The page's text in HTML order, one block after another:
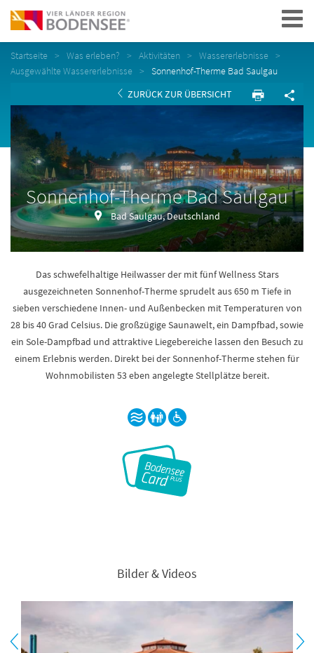
Navigation
Startseite Was erleben? Aktivitäten
Wassererlebnisse
Ausgewählte Wassererlebnisse
Sonnenhof-Therme Bad Saulgau
ZURÜCK ZUR ÜBERSICHT
Sonnenhof-Therme Bad Saulgau
Bad Saulgau, Deutschland
Das schwefelhaltige Heilwasser der mit fünf Wellness Stars
ausgezeichneten Sonnenhof-Therme sprudelt aus 650 m Tiefe in
sieben verschiedene Innen- und Außenbecken mit Temperaturen von
28 bis 40 Grad Celsius. Die großzügige Saunawelt, ein Dampfbad, sowie
ein Sole-Dampfbad und attraktive Liegebereiche lassen den Besuch zu
einem Erlebnis werden. Direkt bei der Sonnenhof-Therme stehen für
Wohnmobilisten 53 eben angelegte Stellplätze bereit.
Bilder & Videos